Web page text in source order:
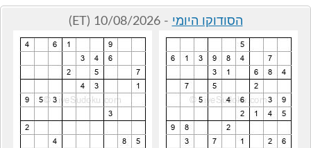
הסודוקו היומי- 10/08/2026 (ET)